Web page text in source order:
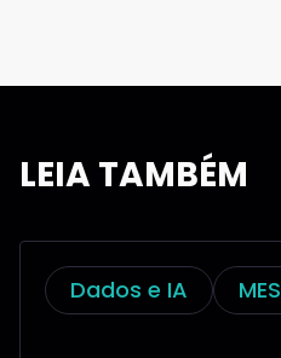
LEIA TAMBÉM
Dados e IA MES